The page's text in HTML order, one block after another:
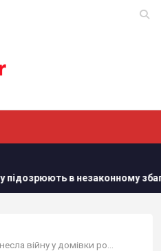
на 13,9 млн грн: в НАБУ